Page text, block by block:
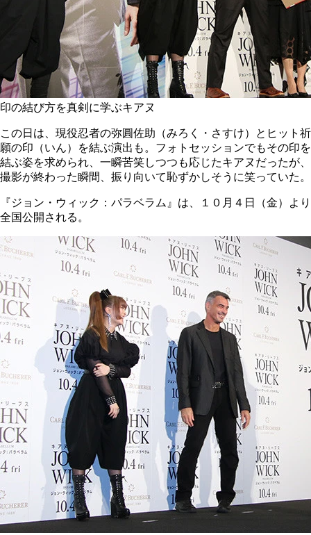
印の結び方を真剣に学ぶキアヌ
この日は、現役忍者の弥圓佐助（みろく・さすけ）とヒット祈
願の印（いん）を結ぶ演出も。フォトセッションでもその印を
結ぶ姿を求められ、一瞬苦笑しつつも応じたキアヌだったが、
撮影が終わった瞬間、振り向いて恥ずかしそうに笑っていた。
『ジョン・ウィック：パラベラム』は、１０月４日（金）より
全国公開される。